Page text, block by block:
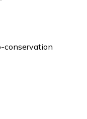
conservation